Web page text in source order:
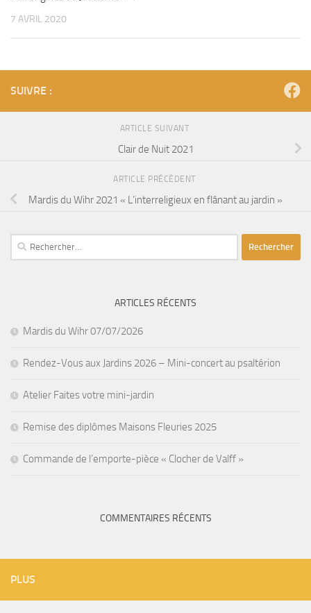
7 AVRIL 2020
SUIVRE :
ARTICLE SUIVANT
Clair de Nuit 2021
ARTICLE PRÉCÉDENT
Mardis du Wihr 2021 « L’interreligieux en flânant au jardin »
Rechercher :
ARTICLES RÉCENTS
Mardis du Wihr 07/07/2026
Rendez-Vous aux Jardins 2026 – Mini-concert au psaltérion
Atelier Faites votre mini-jardin
Remise des diplômes Maisons Fleuries 2025
Commande de l’emporte-pièce « Clocher de Valff »
COMMENTAIRES RÉCENTS
PLUS